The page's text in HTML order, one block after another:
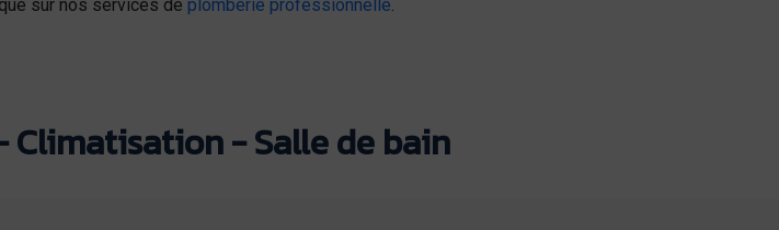
sur nos services de plomberie professionnelle.
- Salle de bain